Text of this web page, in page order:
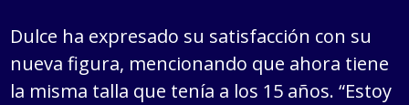
Dulce ha expresado su satisfacción con su
nueva figura, mencionando que ahora tiene
la misma talla que tenía a los 15 años. “Estoy